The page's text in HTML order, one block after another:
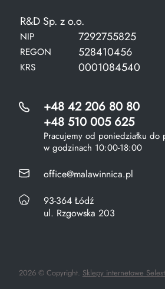
R&D Sp. z o.o.
NIP 7292755825
REGON 528410456
KRS 0001084540
+48 42 206 80 80
+48 510 005 625
Pracujemy od poniedziałku do
w godzinach 10:00-18:00
office@malawinnica.pl
93-364 Łódź
ul. Rzgowska 203
2026 © Copyright. Sklepy internetowe